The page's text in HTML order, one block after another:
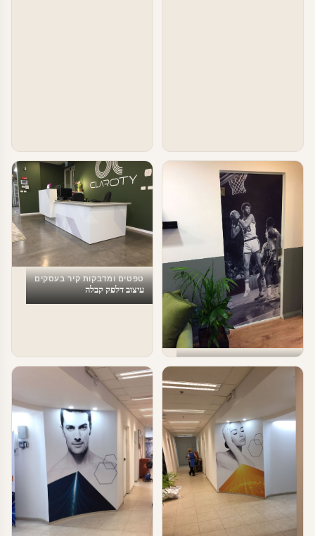
טפטים לחדרי המתנה
טפטים ומדבקות קיר בעסקים
עיצוב דלפק קבלה